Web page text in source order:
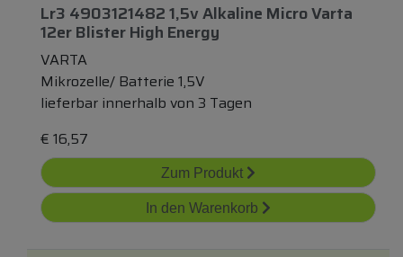
Lr3 4903121482 1,5v Alkaline Micro Varta
12er Blister High Energy
VARTA
Mikrozelle/ Batterie 1,5V
lieferbar innerhalb von 3 Tagen
€ 16,57
Zum Produkt
In den Warenkorb